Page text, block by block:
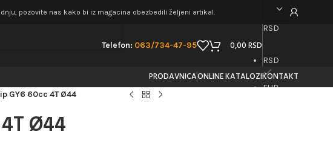
pozovite nas kako bi iz magacina obezbedili željeni artikal.
Telefon: 063/734-47-95 0,00RSD
RSD
RSD
EUR
PRODAVNICAONLINE KATALOZIKONTAKT
GY6 60cc 4T Ø44
Ø44